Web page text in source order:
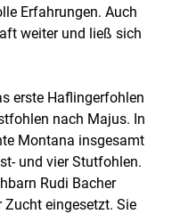
Erfahrungen. Auch
weiter und ließ sich
erste Haflingerfohlen
nach Majus. In
Montana insgesamt
und vier Stutfohlen.
Rudi Bacher
eingesetzt. Sie